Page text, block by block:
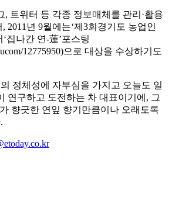
, 트위터 등 각종 정보매체를 관리·활용
2011년 9월에는‘제3회경기도 농업인
집나간 연-蓮’포스팅
12775950)으로 대상을 수상하기도
정체성에 자부심을 가지고 오늘도 일
연구하고 도전하는 차 대표이기에, 그
향긋한 연잎 향기만큼이나 오래도록